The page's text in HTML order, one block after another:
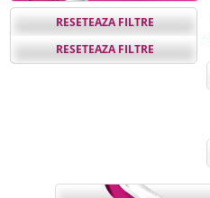
RESETEAZA FILTRE
RESETEAZA FILTRE